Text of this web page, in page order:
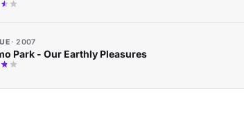
2007
Park - Our Earthly Pleasures